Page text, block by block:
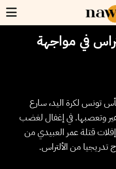
في مواجهة
تونس لكرة اليد، سارع
وتعصبها. في إغفال لغضب
قتلة عمر العبيدي من
تدريجيا من الألتراس.